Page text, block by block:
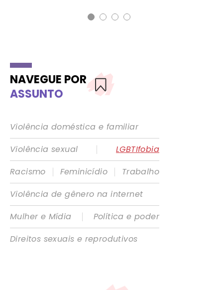
NAVEGUE POR
ASSUNTO
Violência doméstica e familiar
Violência sexual
|
LGBTIfobia
Racismo
| Feminicídio |
Trabalho
Violência de gênero na internet
Mulher e Mídia
|
Política e poder
Direitos sexuais e reprodutivos